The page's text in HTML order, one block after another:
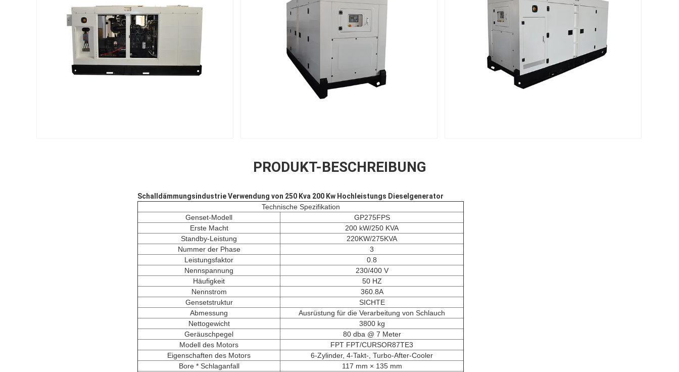
PRODUKT-BESCHREIBUNG
Schalldämmungsindustrie Verwendung von 250 Kva 200 Kw Hochleistungs Dieselgenerator
Technische Spezifikation
Genset-Modell
GP275FPS
Erste Macht
200 kW/250 KVA
Standby-Leistung
220KW/275KVA
Nummer der Phase
3
Leistungsfaktor
0.8
Nennspannung
230/400 V
Häufigkeit
50 HZ
Nennstrom
360.8A
Gensetstruktur
SICHTE
Abmessung
Ausrüstung für die Verarbeitung von Schlauch
Nettogewicht
3800 kg
Geräuschpegel
80 dba @ 7 Meter
Modell des Motors
FPT FPT/CURSOR87TE3
Eigenschaften des Motors
6-Zylinder, 4-Takt-, Turbo-After-Cooler
Bore * Schlaganfall
117 mm × 135 mm